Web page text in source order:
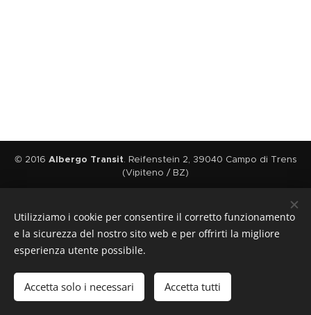
© 2016 Albergo Transit. Reifenstein 2, 39040 Campo di Trens
(Vipiteno / BZ)
Lat: 46° 52' 60.0'' N Lon: 11° 25'
50.0'' E
Cookies
Deutsch
Italiano English
Utilizziamo i cookie per consentire il corretto funzionamento
e la sicurezza del nostro sito web e per offrirti la migliore
esperienza utente possibile.
Accetta solo i necessari Accetta tutti